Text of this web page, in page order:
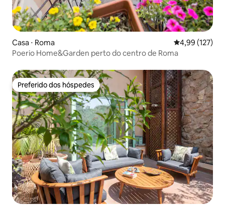
Casa ⋅ Roma 4,99 de uma
4,99 (127)
Poerio Home&Garden perto do centro de Roma
Preferido dos hóspedes
Preferido dos hóspedes